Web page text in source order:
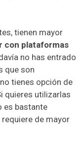
tienen mayor
con plataformas
no has entrado
que son
tienes opción de
quieres utilizarlas
es bastante
de mayor